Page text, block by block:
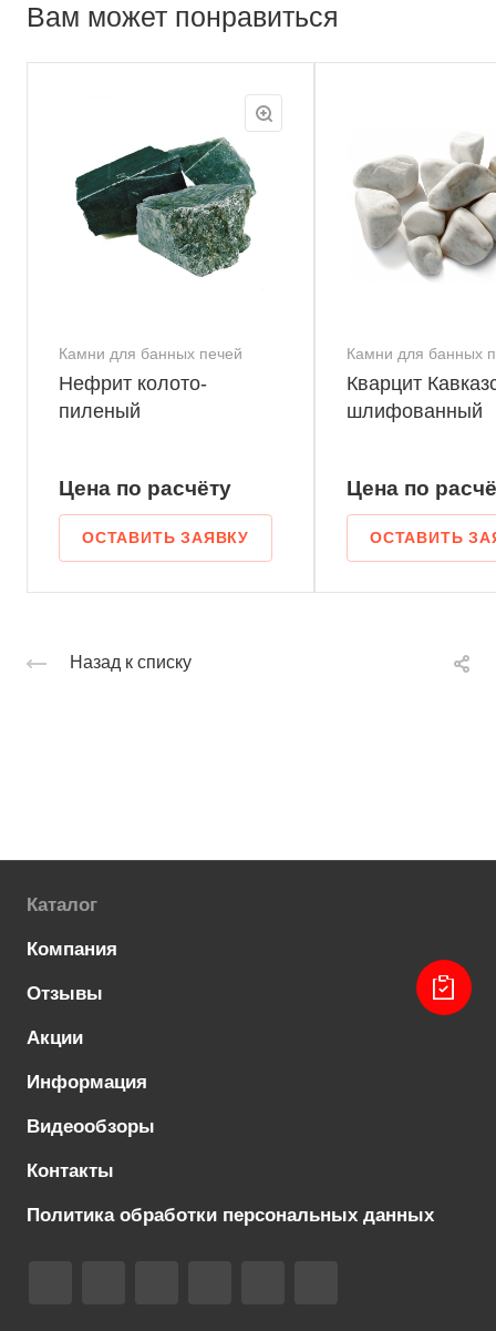
Вам может понравиться
Камни для банных печей
Нефрит колото-
пиленый
Цена по расчёту
ОСТАВИТЬ ЗАЯВКУ
Камни для банных
Кварцит
шлифованный
Цена по р
ОСТАВИТЬ
Назад к списку
Каталог
Компания
Отзывы
Акции
Информация
Видеообзоры
Контакты
Политика обработки персональных данных